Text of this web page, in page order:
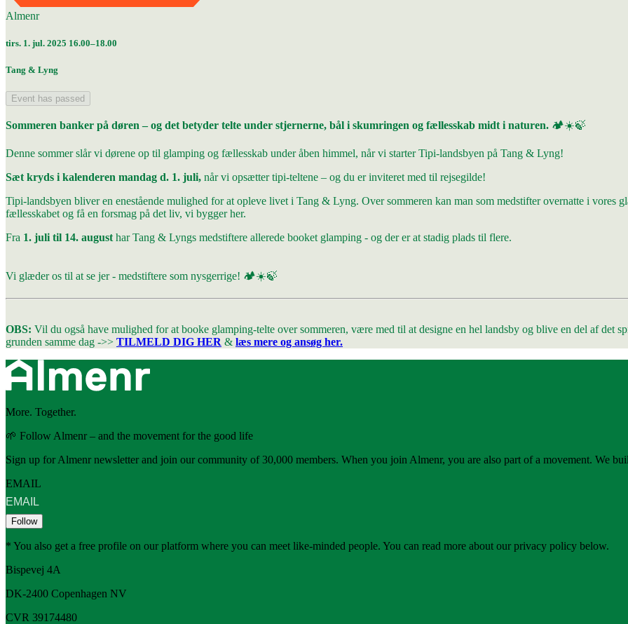
Almenr
tirs. 1. jul. 2025 16.00–18.00
Tang & Lyng
Event has passed
Sommeren banker på døren – og det betyder telte under stjernerne, bål i skumringen og fællesskab midt i naturen. 🏕️☀️🍃
Denne sommer slår vi dørene op til glamping og fællesskab under åben himmel, når vi starter Tipi-landsbyen på Tang & Lyng!
Sæt kryds i kalenderen mandag d. 1. juli, når vi opsætter tipi-teltene – og du er inviteret med til rejsegilde!
Tipi-landsbyen bliver en enestående mulighed for at opleve livet i Tang & Lyng. Over sommeren kan man som medstifter overnatte i vores
fællesskabet og få en forsmag på det liv, vi bygger her.
Fra 1. juli til 14. august har Tang & Lyngs medstiftere allerede booket glamping - og der er at stadig plads til flere.
Vi glæder os til at se jer - medstiftere som nysgerrige! 🏕️☀️🍃
OBS: Vil du også have mulighed for at booke glamping-telte over sommeren, være med til at designe en hel landsby og blive en del af det
grunden samme dag ->> TILMELD DIG HER & læs mere og ansøg her.
More. Together.
🌱 Follow Almenr – and the movement for the good life
Sign up for Almenr newsletter and join our community of 30,000 members. When you join Almenr, you are also part of a movement. We
EMAIL
Follow
* You also get a free profile on our platform where you can meet like-minded people. You can read more about our privacy policy below.
Bispevej 4A
DK-2400 Copenhagen NV
CVR 39174480